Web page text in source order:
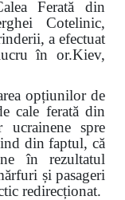
Ferată din
Cotelinic,
a efectuat
în or.Kiev,
opțiunilor de
cale ferată din
spre
din faptul, că
în rezultatul
și pasageri
redirecționat.